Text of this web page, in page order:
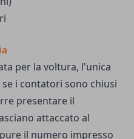
per la voltura, l'unica
i contatori sono chiusi
presentare il
attaccato al
il numero impresso